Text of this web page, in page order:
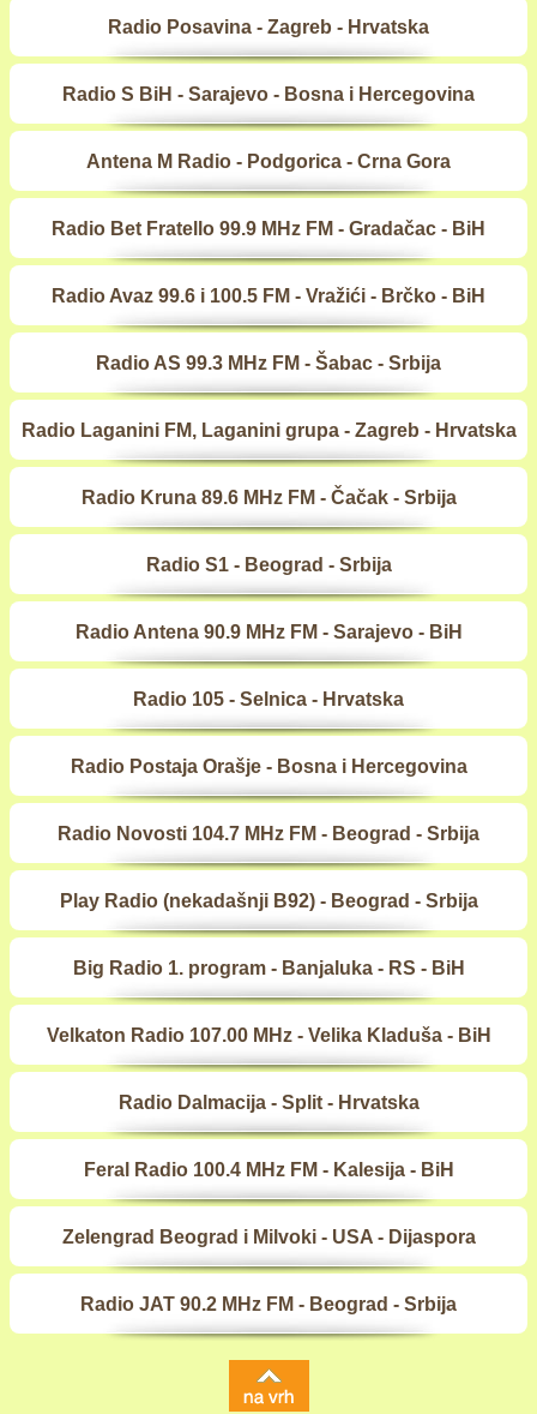
Radio Posavina - Zagreb - Hrvatska
Radio S BiH - Sarajevo - Bosna i Hercegovina
Antena M Radio - Podgorica - Crna Gora
Radio Bet Fratello 99.9 MHz FM - Gradačac - BiH
Radio Avaz 99.6 i 100.5 FM - Vražići - Brčko - BiH
Radio AS 99.3 MHz FM - Šabac - Srbija
Radio Laganini FM, Laganini grupa - Zagreb - Hrvatska
Radio Kruna 89.6 MHz FM - Čačak - Srbija
Radio S1 - Beograd - Srbija
Radio Antena 90.9 MHz FM - Sarajevo - BiH
Radio 105 - Selnica - Hrvatska
Radio Postaja Orašje - Bosna i Hercegovina
Radio Novosti 104.7 MHz FM - Beograd - Srbija
Play Radio (nekadašnji B92) - Beograd - Srbija
Big Radio 1. program - Banjaluka - RS - BiH
Velkaton Radio 107.00 MHz - Velika Kladuša - BiH
Radio Dalmacija - Split - Hrvatska
Feral Radio 100.4 MHz FM - Kalesija - BiH
Zelengrad Beograd i Milvoki - USA - Dijaspora
Radio JAT 90.2 MHz FM - Beograd - Srbija